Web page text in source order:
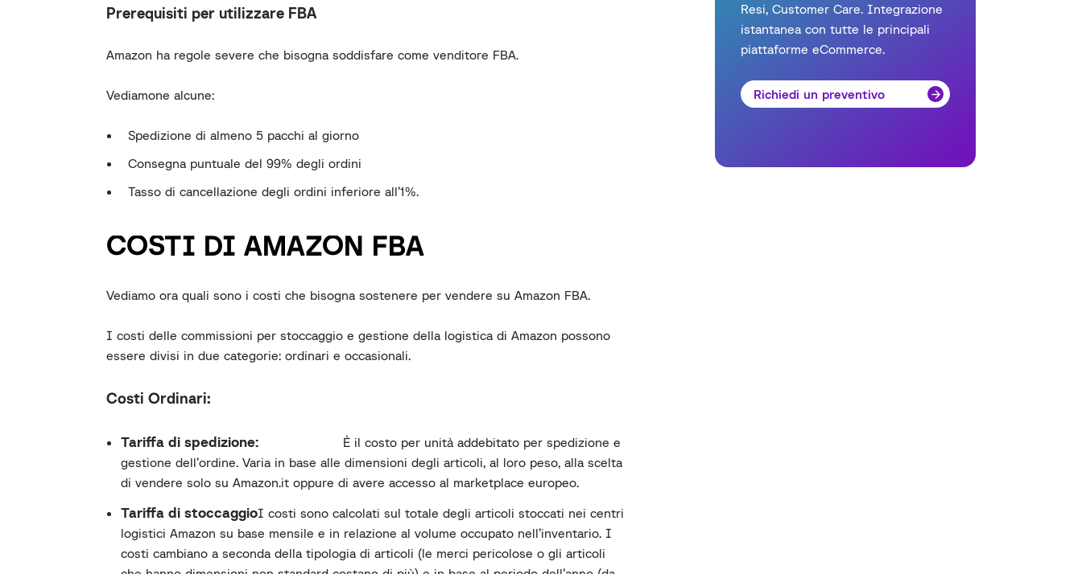
Prerequisiti per utilizzare FBA
Amazon ha regole severe che bisogna soddisfare come venditore FBA.
Vediamone alcune:
Spedizione di almeno 5 pacchi al giorno
Consegna puntuale del 99% degli ordini
Tasso di cancellazione degli ordini inferiore all’1%.
COSTI DI AMAZON FBA
Vediamo ora quali sono i costi che bisogna sostenere per vendere su Amazon FBA.
I costi delle commissioni per stoccaggio e gestione della logistica di Amazon possono
essere divisi in due categorie: ordinari e occasionali.
Costi Ordinari:
Tariffa di spedizione:
È il costo per unità addebitato per spedizione e
gestione dell’ordine. Varia in base alle dimensioni degli articoli, al loro peso, alla scelta
di vendere solo su Amazon.it oppure di avere accesso al marketplace europeo.
Tariffa di stoccaggioI costi sono calcolati sul totale degli articoli stoccati nei centri
logistici Amazon su base mensile e in relazione al volume occupato nell’inventario. I
costi cambiano a seconda della tipologia di articoli (le merci pericolose o gli articoli
Resi, Customer Care. Integrazione
istantanea con tutte le principali
piattaforme eCommerce.
Richiedi un preventivo